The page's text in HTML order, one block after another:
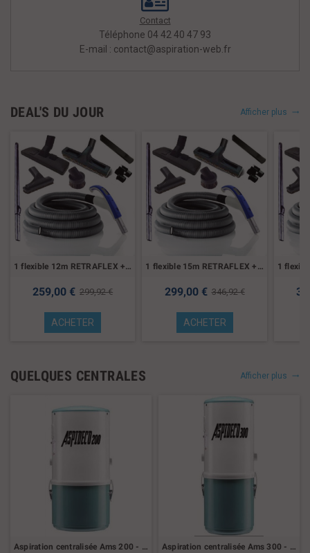
Contact
Téléphone 04 42 40 47 93
E-mail : contact@aspiration-web.fr
DEAL'S DU JOUR Afficher plus
1 flexible 12m RETRAFLEX + Set 7 accessoires
259,00 € 299,92 €
ACHETER
1 flexible 15m RETRAFLEX + Set 7 accessoires
299,00 € 346,92 €
ACHETER
QUELQUES CENTRALES Afficher plus
Aspiration centralisée Ams 200 - 1400w Aspiration centralisée Ams 300 - 1600w